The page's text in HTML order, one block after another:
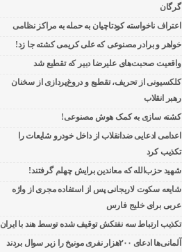
گرگان
اعتراف ناخواسته کودتاچیان به حمله به مراکز نظامی
خواهر و برادر مصنوعی که علی کریمی کشته جا زد!
واقعیت صحبت‌های علیرضا دبیر که تقطیع شد
کلکسیونی از تحریف، تقطیع و دروغ‌پردازی از سخنان
رهبر انقلاب
کشته سازی به کمک هوش مصنوعی!
اعدامی ادعایی ضدانقلاب از داخل خودرو شایعات را
تکذیب کرد
شهید حزب‌الله که معاندین برایش چهلم گرفتند!
شایعه سکوت لاریجانی پس از استفاده مجری از واژه
عربی برای خلیج فارس
تکذیب ارتباط سه نفتکش توقیف شده توسط هند با ایران
آلمانی‌ها ادعای ۲۰۰هزار نفری مونیخ را زیر سوال بردند